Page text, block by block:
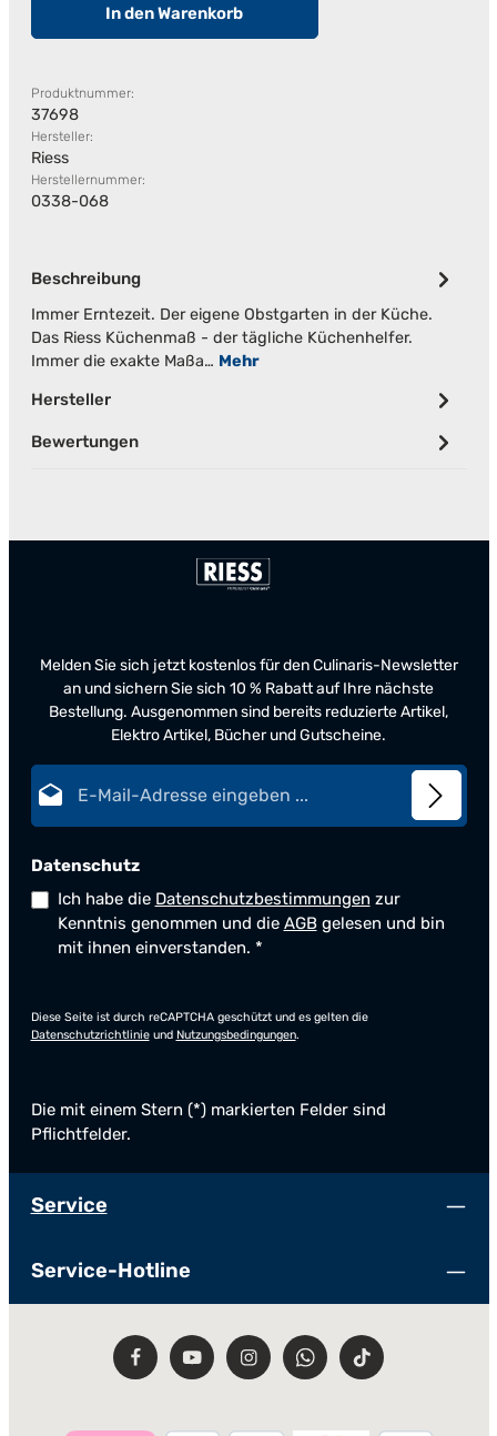
In den Warenkorb
Produktnummer:
37698
Hersteller:
Riess
Herstellernummer:
0338-068
Beschreibung
Immer Erntezeit. Der eigene Obstgarten in der Küche.
Das Riess Küchenmaß - der tägliche Küchenhelfer.
Immer die exakte Maßa… Mehr
Hersteller
Bewertungen
Melden Sie sich jetzt kostenlos für den Culinaris-Newsletter
an und sichern Sie sich 10 % Rabatt auf Ihre nächste
Bestellung. Ausgenommen sind bereits reduzierte Artikel,
Elektro Artikel, Bücher und Gutscheine.
Datenschutz
Ich habe die Datenschutzbestimmungen zur
Kenntnis genommen und die AGBgelesen und bin
mit ihnen einverstanden. *
Diese Seite ist durch reCAPTCHA geschützt und es gelten die
Datenschutzrichtlinieund Nutzungsbedingungen.
Die mit einem Stern (*) markierten Felder sind
Pflichtfelder.
Service
Service-Hotline